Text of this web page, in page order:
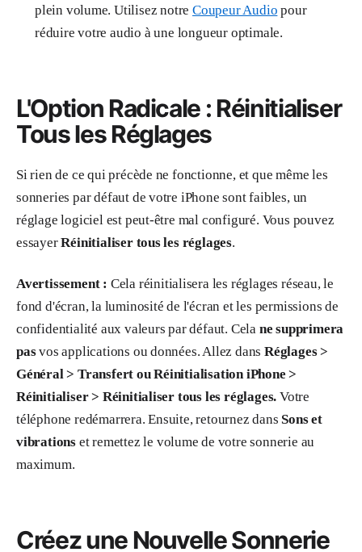
plein volume. Utilisez notreCoupeur Audio pour
réduire votre audio à une longueur optimale.
L'Option Radicale : Réinitialiser
Tous les Réglages
Si rien de ce qui précède ne fonctionne, et que même les
sonneries par défaut de votre iPhone sont faibles, un
réglage logiciel est peut-être mal configuré. Vous pouvez
essayerRéinitialiser tous les réglages.
Avertissement : Cela réinitialisera les réglages réseau, le
fond d'écran, la luminosité de l'écran et les permissions de
confidentialité aux valeurs par défaut. Cela ne supprimera
pasvos applications ou données. Allez dansRéglages >
Général > Transfert ou Réinitialisation iPhone >
Réinitialiser > Réinitialiser tous les réglages. Votre
téléphone redémarrera. Ensuite, retournez dans Sons et
vibrationset remettez le volume de votre sonnerie au
maximum.
Créez une Nouvelle Sonnerie